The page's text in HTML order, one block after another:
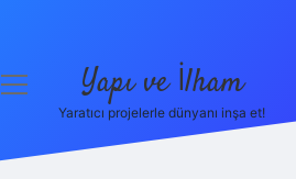
menüyü
Yapı ve İlham
Yaratıcı projelerle dünyanı inşa et!